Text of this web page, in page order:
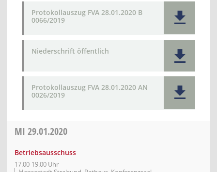
Protokollauszug FVA 28.01.2020 B
0066/2019
Niederschrift öffentlich
Protokollauszug FVA 28.01.2020 AN
0026/2019
MI 29.01.2020
Betriebsausschuss
17:00-19:00 Uhr